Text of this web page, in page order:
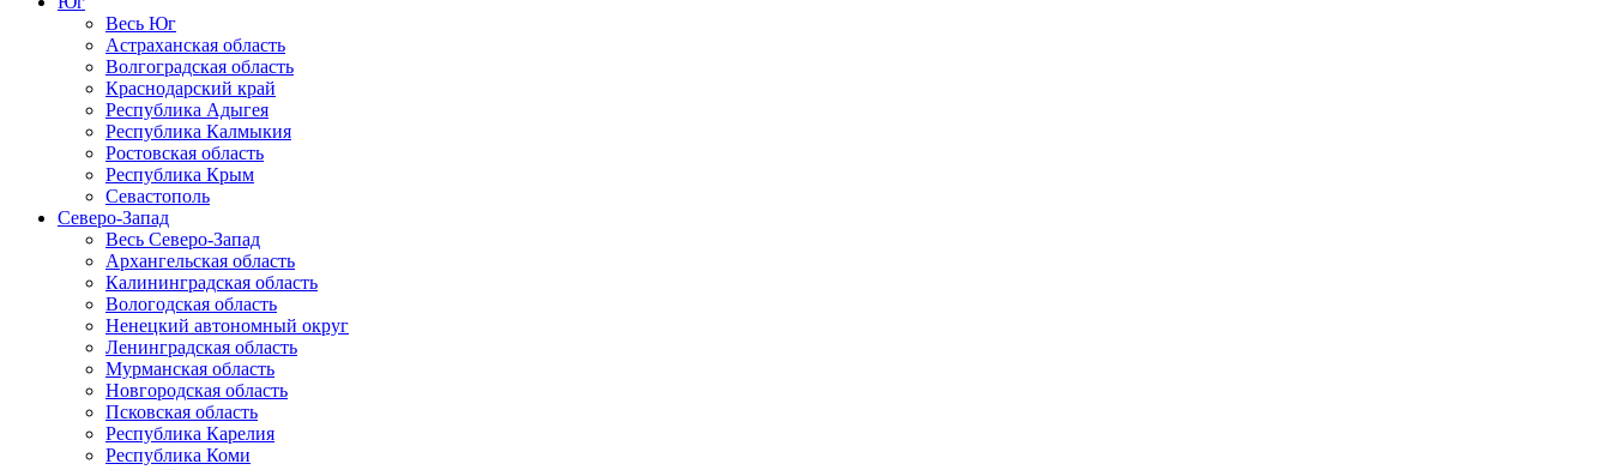
Весь Юг
Астраханская область
Волгоградская область
Краснодарский край
Республика Адыгея
Республика Калмыкия
Ростовская область
Республика Крым
Севастополь
Северо-Запад
Весь Северо-Запад
Архангельская область
Калининградская область
Вологодская область
Ненецкий автономный округ
Ленинградская область
Мурманская область
Новгородская область
Псковская область
Республика Карелия
Республика Коми